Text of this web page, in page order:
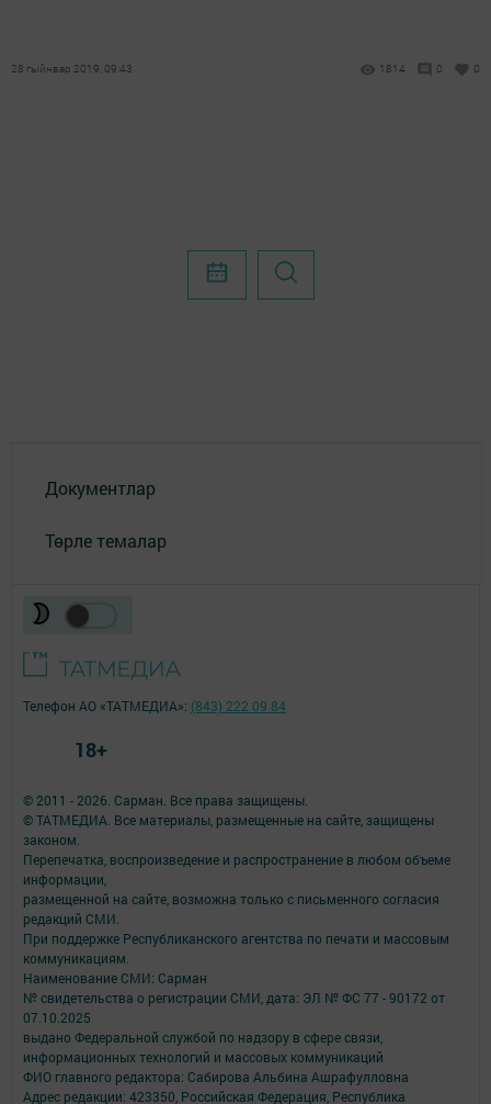
28 гыйнвар 2019, 09:43 1814 0 0
Документлар
Төрле темалар
© 2011 - 2026. Сарман. Все права защищены.
© ТАТМЕДИА. Все материалы, размещенные на сайте, защищены
законом.
Перепечатка, воспроизведение и распространение в любом объеме
информации,
размещенной на сайте, возможна только с письменного согласия
редакций СМИ.
При поддержке Республиканского агентства по печати и массовым
коммуникациям.
Наименование СМИ: Сарман
№ свидетельства о регистрации СМИ, дата: ЭЛ № ФС 77 - 90172 от
07.10.2025
выдано Федеральной службой по надзору в сфере связи,
информационных технологий и массовых коммуникаций
ФИО главного редактора: Сабирова Альбина Ашрафулловна
Адрес редакции: 423350, Российская Федерация, Республика
Телефон АО «ТАТМЕДИА»: (843) 222 09 84
18+